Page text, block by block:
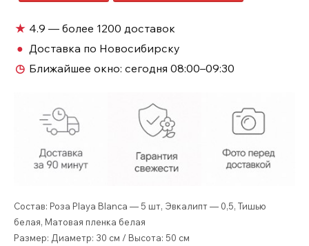
французская
эвкалипт
★ 4.9 — более 1200 доставок
● Доставка по Новосибирску
◷ Ближайшее окно: сегодня 08:00–09:30
Состав: Роза Playa Blanca — 5 шт, Эвкалипт — 0,5, Тишью
белая, Матовая пленка белая
Размер: Диаметр: 30 см / Высота: 50 см